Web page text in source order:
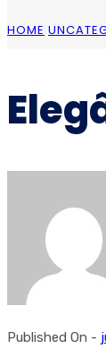
HOME
Published On -